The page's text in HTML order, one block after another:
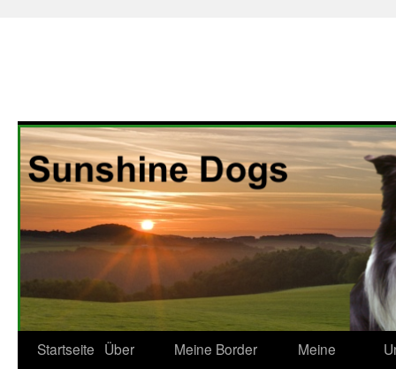
Zum
Startseite Über
Meine Border
Meine